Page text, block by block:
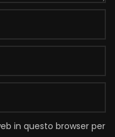
in questo browser per